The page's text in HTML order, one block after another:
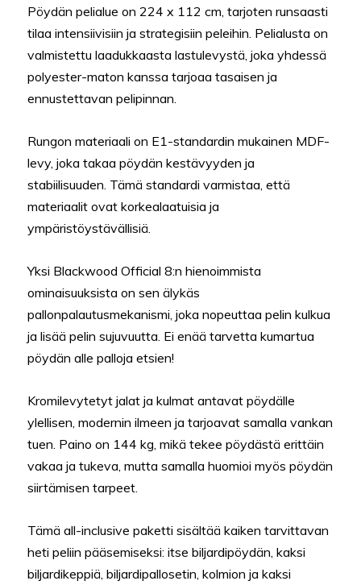
Pöydän pelialue on 224 x 112 cm, tarjoten runsaasti
tilaa intensiivisiin ja strategisiin peleihin. Pelialusta on
valmistettu laadukkaasta lastulevystä, joka yhdessä
polyester-maton kanssa tarjoaa tasaisen ja
ennustettavan pelipinnan.
Rungon materiaali on E1-standardin mukainen MDF-
levy, joka takaa pöydän kestävyyden ja
stabiilisuuden. Tämä standardi varmistaa, että
materiaalit ovat korkealaatuisia ja
ympäristöystävällisiä.
Yksi Blackwood Official 8:n hienoimmista
ominaisuuksista on sen älykäs
pallonpalautusmekanismi, joka nopeuttaa pelin kulkua
ja lisää pelin sujuvuutta. Ei enää tarvetta kumartua
pöydän alle palloja etsien!
Kromilevytetyt jalat ja kulmat antavat pöydälle
ylellisen, modernin ilmeen ja tarjoavat samalla vankan
tuen. Paino on 144 kg, mikä tekee pöydästä erittäin
vakaa ja tukeva, mutta samalla huomioi myös pöydän
siirtämisen tarpeet.
Tämä all-inclusive paketti sisältää kaiken tarvittavan
heti peliin pääsemiseksi: itse biljardipöydän, kaksi
biljardikeppiä, biljardipallosetin, kolmion ja kaksi